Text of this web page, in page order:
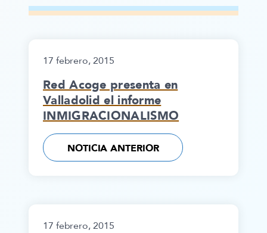
17 febrero, 2015
Red Acoge presenta en
Valladolid el informe
INMIGRACIONALISMO
NOTICIA ANTERIOR
17 febrero, 2015